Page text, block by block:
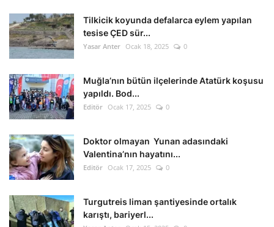
Tilkicik koyunda defalarca eylem yapılan
tesise ÇED sür...
Yasar Anter Ocak 18, 2025 0
Muğla’nın bütün ilçelerinde Atatürk koşusu
yapıldı. Bod...
Editör Ocak 17, 2025 0
Doktor olmayan Yunan adasındaki
Valentina’nın hayatını...
Editör Ocak 17, 2025 0
Turgutreis liman şantiyesinde ortalık
karıştı, bariyerl...